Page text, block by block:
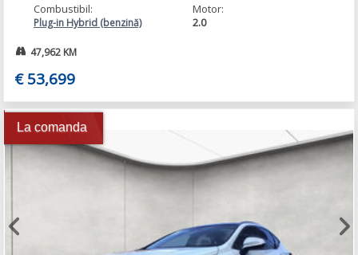
Combustibil:
Plug-in Hybrid (benzină)
Motor:
2.0
47,962 KM
€ 53,699
La comanda